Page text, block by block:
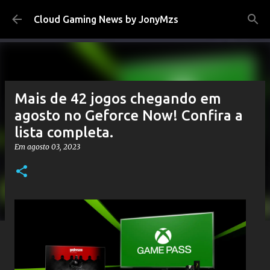
Pular para o conteúdo principal
Cloud Gaming News by JonyMzs
Mais de 42 jogos chegando em
agosto no Geforce Now! Confira a
lista completa.
Em agosto 03, 2023